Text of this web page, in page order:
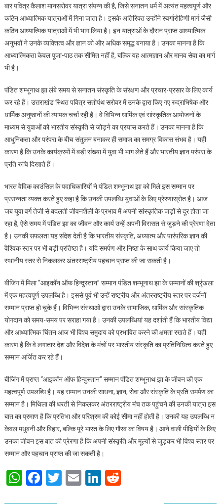
बार पवित्र कैलाश मानसरोवर यात्रा संपन्न की है, जिसे सनातन धर्म में अत्यंत महत्वपूर्ण और
कठिन आध्यात्मिक यात्राओं में गिना जाता है। इसके अतिरिक्त उन्होंने स्वर्गारोहिणी मार्ग जैसी
कठिन आध्यात्मिक यात्राओं में भी भाग लिया है। इन यात्राओं के दौरान प्राप्त आध्यात्मिक
अनुभवों ने उनके व्यक्तित्व और ज्ञान को और अधिक समृद्ध बनाया है। उनका मानना है कि
आध्यात्मिकता केवल पूजा-पाठ तक सीमित नहीं है, बल्कि यह आत्मज्ञान और मानव सेवा का मार्ग
भी है।
पंडित शम्भूनाथ झा लंबे समय से सनातन संस्कृति के संरक्षण और प्रचार-प्रसार के लिए कार्य
कर रहे हैं। उत्तराखंड स्थित पवित्र सतोपंथ सरोवर में उनके द्वारा किए गए रुद्राभिषेक और
धार्मिक अनुष्ठानों की व्यापक चर्चा रही है। वे विभिन्न धार्मिक एवं सांस्कृतिक आयोजनों के
माध्यम से युवाओं को भारतीय संस्कृति से जोड़ने का प्रयास करते हैं। उनका मानना है कि
आधुनिकता और परंपरा के बीच संतुलन बनाकर ही समाज का समग्र विकास संभव है। यही
कारण है कि उनके कार्यक्रमों में बड़ी संख्या में युवा भी भाग लेते हैं और भारतीय ज्ञान परंपरा के
प्रति रुचि दिखाते हैं।
भारत वैदिक काउंसिल के पदाधिकारियों ने पंडित शम्भूनाथ झा को मिले इस सम्मान पर
प्रसन्नता व्यक्त करते हुए कहा है कि उनकी उपलब्धि युवाओं के लिए प्रेरणास्रोत है। आज
जब युवा वर्ग तेजी से बदलती जीवनशैली के प्रभाव में अपनी सांस्कृतिक जड़ों से दूर होता जा
रहा है, ऐसे समय में पंडित झा का जीवन और कार्य उन्हें अपनी विरासत से जुड़ने की प्रेरणा देता
है। उनकी सफलता यह संदेश देती है कि भारतीय संस्कृति, अध्यात्म और पारंपरिक ज्ञान की
वैश्विक स्तर पर भी बड़ी प्रतिष्ठा है। यदि समर्पण और निष्ठा के साथ कार्य किया जाए तो
स्थानीय स्तर से निकलकर अंतरराष्ट्रीय पहचान प्राप्त की जा सकती है।
बीजिंग में मिला “आइकॉन ऑफ हिन्दुस्तान” सम्मान पंडित शम्भूनाथ झा के सम्मानों की श्रृंखला
में एक महत्वपूर्ण उपलब्धि है। इससे पूर्व भी उन्हें राष्ट्रीय और अंतरराष्ट्रीय स्तर पर दर्जनों
सम्मान प्राप्त हो चुके हैं। विभिन्न संस्थाओं द्वारा उनके सामाजिक, धार्मिक और सांस्कृतिक
योगदान को समय-समय पर सराहा गया है। उनकी उपलब्धियां यह दर्शाती हैं कि भारतीय विद्या
और आध्यात्मिक चिंतन आज भी विश्व समुदाय को प्रभावित करने की क्षमता रखते हैं। यही
कारण है कि वे लगातार देश और विदेश के मंचों पर भारतीय संस्कृति का प्रतिनिधित्व करते हुए
सम्मान अर्जित कर रहे हैं।
बीजिंग में प्राप्त “आइकॉन ऑफ हिन्दुस्तान” सम्मान पंडित शम्भूनाथ झा के जीवन की एक
महत्वपूर्ण उपलब्धि है। यह सम्मान उनकी साधना, ज्ञान, सेवा और संस्कृति के प्रति समर्पण का
सम्मान है। मिथिला की धरती से निकलकर अंतरराष्ट्रीय मंच तक पहुंचने की उनकी यात्रा इस
बात का प्रमाण है कि प्रतिभा और परिश्रम की कोई सीमा नहीं होती है। उनकी यह उपलब्धि न
केवल मधुबनी और बिहार, बल्कि पूरे भारत के लिए गौरव का विषय है। आने वाली पीढ़ियों के लिए
उनका जीवन इस बात की प्रेरणा है कि अपनी संस्कृति और मूल्यों से जुड़कर भी विश्व स्तर पर
सम्मान और पहचान प्राप्त की जा सकती है।
WhatsApp
Facebook
Twitter
EmailLinkedIn
Reddit